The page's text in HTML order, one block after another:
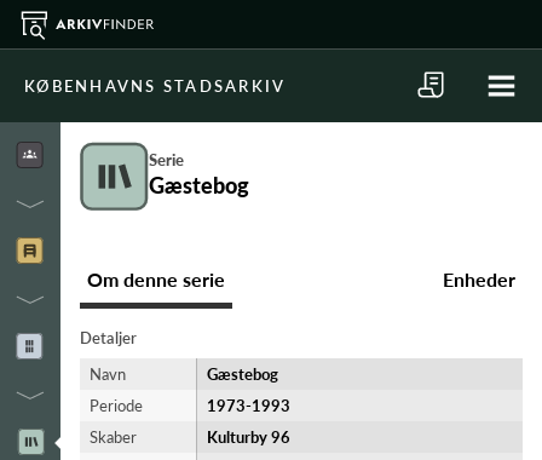
KØBENHAVNS STADSARKIV
Serie
Gæstebog
Om denne serie Enheder
Detaljer
Navn
Gæstebog
Periode
1973-​1993
Skaber
Kulturby 96